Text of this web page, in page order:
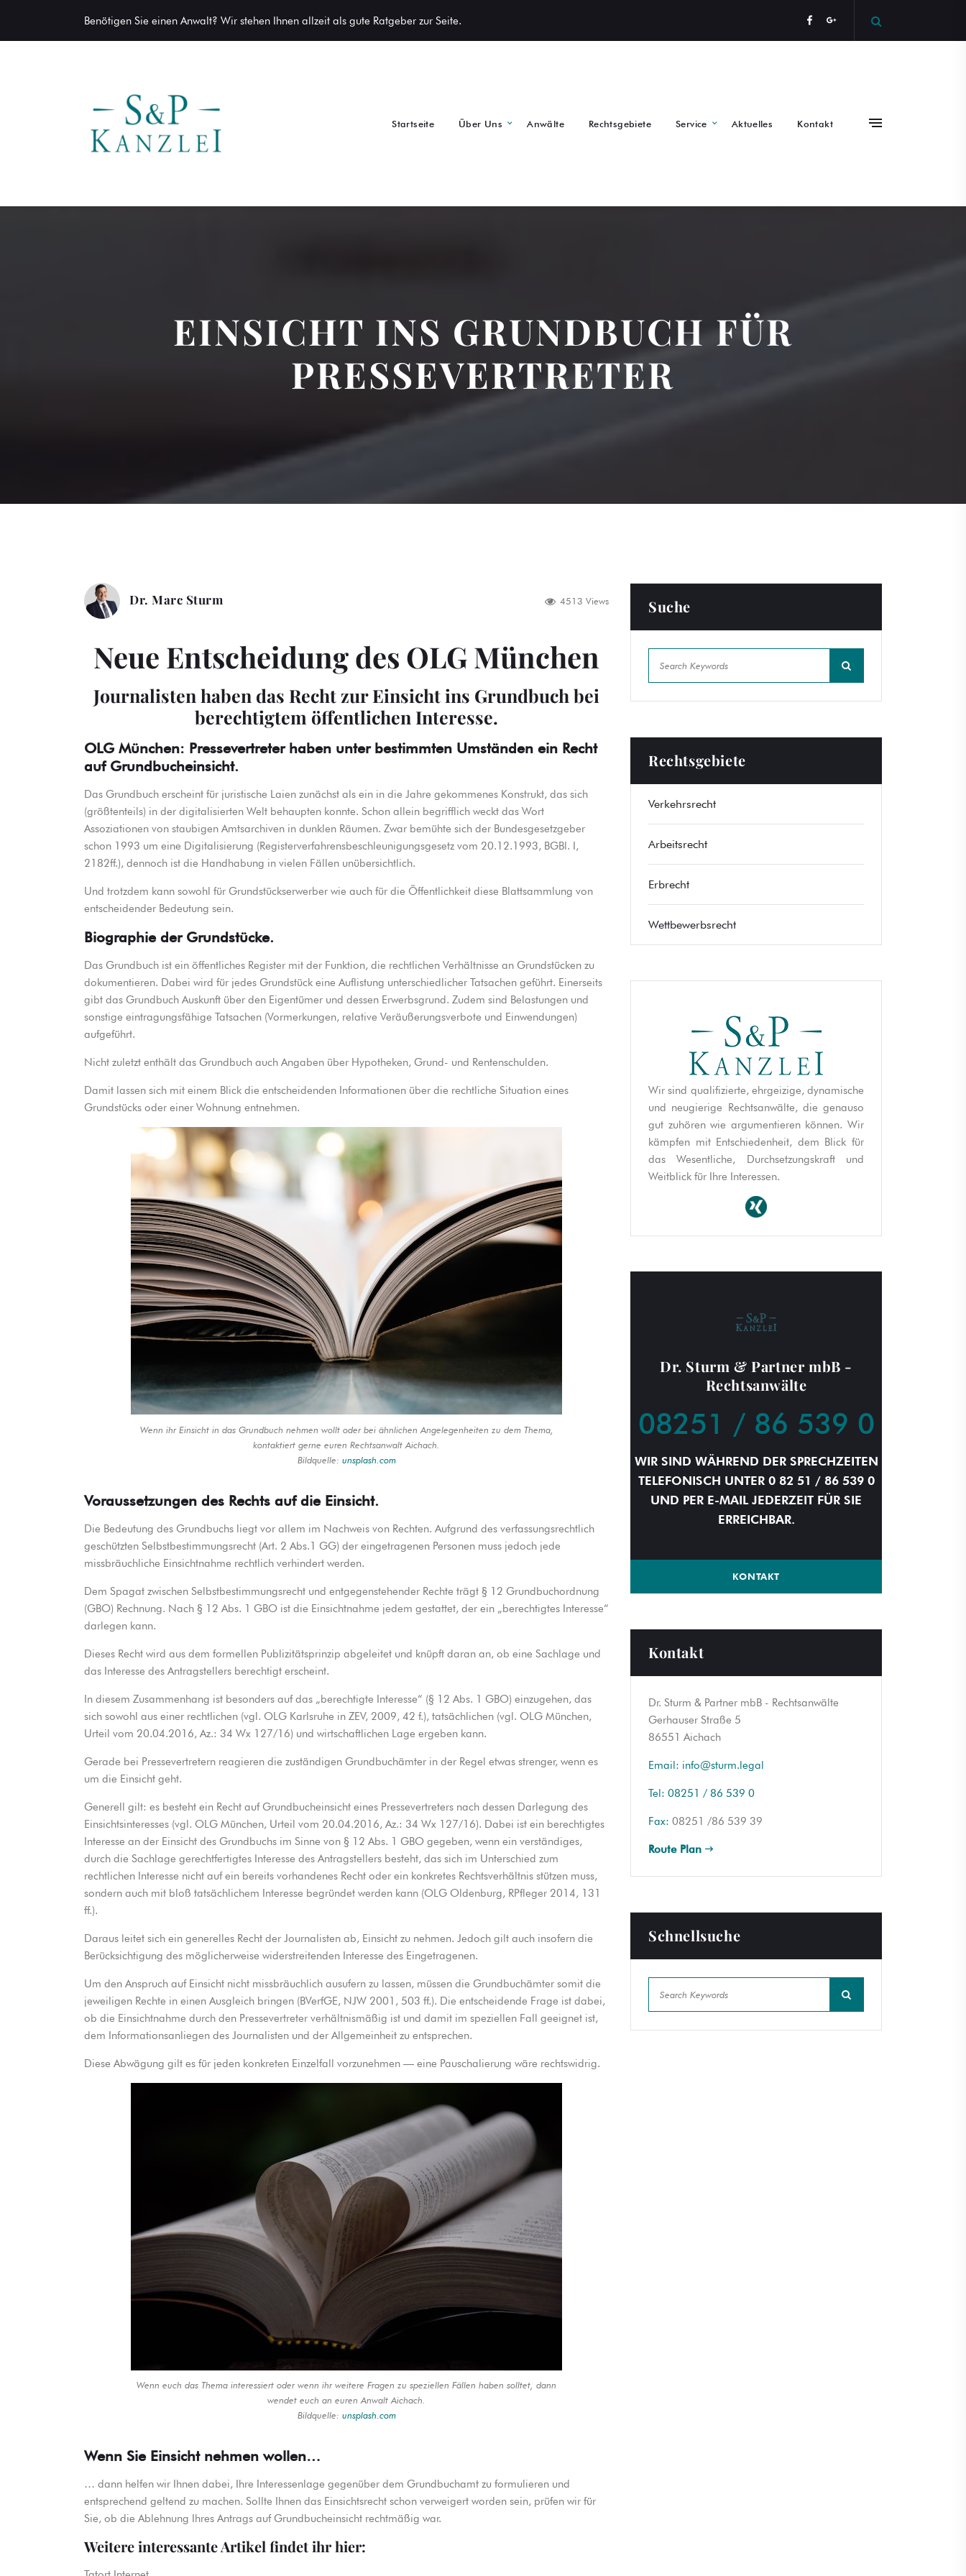
Benötigen Sie einen Anwalt? Wir stehen Ihnen allzeit als gute Ratgeber zur Seite.
Startseite Über Uns Anwälte Rechtsgebiete Service Aktuelles Kontakt
EINSICHT INS GRUNDBUCH FÜR
PRESSEVERTRETER
Dr. Marc Sturm 4513 Views
Neue Entscheidung des OLG München
Journalisten haben das Recht zur Einsicht ins Grundbuch bei
berechtigtem öffentlichen Interesse.
OLG München: Pressevertreter haben unter bestimmten Umständen ein Recht
auf Grundbucheinsicht.
Das Grundbuch erscheint für juristische Laien zunächst als ein in die Jahre gekommenes Konstrukt, das sich
(größtenteils) in der digitalisierten Welt behaupten konnte. Schon allein begrifflich weckt das Wort
Assoziationen von staubigen Amtsarchiven in dunklen Räumen. Zwar bemühte sich der Bundesgesetzgeber
schon 1993 um eine Digitalisierung (Registerverfahrensbeschleunigungsgesetz vom 20.12.1993, BGBl. I,
2182ff.), dennoch ist die Handhabung in vielen Fällen unübersichtlich.
Und trotzdem kann sowohl für Grundstückserwerber wie auch für die Öffentlichkeit diese Blattsammlung von
entscheidender Bedeutung sein.
Biographie der Grundstücke.
Das Grundbuch ist ein öffentliches Register mit der Funktion, die rechtlichen Verhältnisse an Grundstücken zu
dokumentieren. Dabei wird für jedes Grundstück eine Auflistung unterschiedlicher Tatsachen geführt. Einerseits
gibt das Grundbuch Auskunft über den Eigentümer und dessen Erwerbsgrund. Zudem sind Belastungen und
sonstige eintragungsfähige Tatsachen (Vormerkungen, relative Veräußerungsverbote und Einwendungen)
aufgeführt.
Nicht zuletzt enthält das Grundbuch auch Angaben über Hypotheken, Grund- und Rentenschulden.
Damit lassen sich mit einem Blick die entscheidenden Informationen über die rechtliche Situation eines
Grundstücks oder einer Wohnung entnehmen.
Wenn ihr Einsicht in das Grundbuch nehmen wollt oder bei ähnlichen Angelegenheiten zu dem Thema,
kontaktiert gerne euren Rechtsanwalt Aichach.
Bildquelle: unsplash.com
Voraussetzungen des Rechts auf die Einsicht.
Die Bedeutung des Grundbuchs liegt vor allem im Nachweis von Rechten. Aufgrund des verfassungsrechtlich
geschützten Selbstbestimmungsrecht (Art. 2 Abs.1 GG) der eingetragenen Personen muss jedoch jede
missbräuchliche Einsichtnahme rechtlich verhindert werden.
Dem Spagat zwischen Selbstbestimmungsrecht und entgegenstehender Rechte trägt § 12 Grundbuchordnung
(GBO) Rechnung. Nach § 12 Abs. 1 GBO ist die Einsichtnahme jedem gestattet, der ein „berechtigtes Interesse“
darlegen kann.
Dieses Recht wird aus dem formellen Publizitätsprinzip abgeleitet und knüpft daran an, ob eine Sachlage und
das Interesse des Antragstellers berechtigt erscheint.
In diesem Zusammenhang ist besonders auf das „berechtigte Interesse“ (§ 12 Abs. 1 GBO) einzugehen, das
sich sowohl aus einer rechtlichen (vgl. OLG Karlsruhe in ZEV, 2009, 42 f.), tatsächlichen (vgl. OLG München,
Urteil vom 20.04.2016, Az.: 34 Wx 127/16) und wirtschaftlichen Lage ergeben kann.
Gerade bei Pressevertretern reagieren die zuständigen Grundbuchämter in der Regel etwas strenger, wenn es
um die Einsicht geht.
Generell gilt: es besteht ein Recht auf Grundbucheinsicht eines Pressevertreters nach dessen Darlegung des
Einsichtsinteresses (vgl. OLG München, Urteil vom 20.04.2016, Az.: 34 Wx 127/16). Dabei ist ein berechtigtes
Interesse an der Einsicht des Grundbuchs im Sinne von § 12 Abs. 1 GBO gegeben, wenn ein verständiges,
durch die Sachlage gerechtfertigtes Interesse des Antragstellers besteht, das sich im Unterschied zum
rechtlichen Interesse nicht auf ein bereits vorhandenes Recht oder ein konkretes Rechtsverhältnis stützen muss,
sondern auch mit bloß tatsächlichem Interesse begründet werden kann (OLG Oldenburg, RPfleger 2014, 131
ff.).
Daraus leitet sich ein generelles Recht der Journalisten ab, Einsicht zu nehmen. Jedoch gilt auch insofern die
Berücksichtigung des möglicherweise widerstreitenden Interesse des Eingetragenen.
Um den Anspruch auf Einsicht nicht missbräuchlich ausufern zu lassen, müssen die Grundbuchämter somit die
jeweiligen Rechte in einen Ausgleich bringen (BVerfGE, NJW 2001, 503 ff.). Die entscheidende Frage ist dabei,
ob die Einsichtnahme durch den Pressevertreter verhältnismäßig ist und damit im speziellen Fall geeignet ist,
dem Informationsanliegen des Journalisten und der Allgemeinheit zu entsprechen.
Diese Abwägung gilt es für jeden konkreten Einzelfall vorzunehmen — eine Pauschalierung wäre rechtswidrig.
Wenn euch das Thema interessiert oder wenn ihr weitere Fragen zu speziellen Fällen haben solltet, dann
wendet euch an euren Anwalt Aichach.
Bildquelle: unsplash.com
Wenn Sie Einsicht nehmen wollen…
… dann helfen wir Ihnen dabei, Ihre Interessenlage gegenüber dem Grundbuchamt zu formulieren und
entsprechend geltend zu machen. Sollte Ihnen das Einsichtsrecht schon verweigert worden sein, prüfen wir für
Sie, ob die Ablehnung Ihres Antrags auf Grundbucheinsicht rechtmäßig war.
Weitere interessante Artikel findet ihr hier:
Suche
Rechtsgebiete
Verkehrsrecht
Arbeitsrecht
Erbrecht
Wettbewerbsrecht
Wir sind qualifizierte, ehrgeizige, dynamische
und neugierige Rechtsanwälte, die genauso
gut zuhören wie argumentieren können. Wir
kämpfen mit Entschiedenheit, dem Blick für
das Wesentliche, Durchsetzungskraft und
Weitblick für Ihre Interessen.
Dr. Sturm & Partner mbB -
Rechtsanwälte
08251 / 86 539 0
WIR SIND WÄHREND DER SPRECHZEITEN
TELEFONISCH UNTER 0 82 51 / 86 539 0
UND PER E-MAIL JEDERZEIT FÜR SIE
ERREICHBAR.
KONTAKT
Kontakt
Dr. Sturm & Partner mbB - Rechtsanwälte
Gerhauser Straße 5
86551 Aichach
Email: info@sturm.legal
Tel: 08251 / 86 539 0
Fax: 08251 /86 539 39
Route Plan
Schnellsuche